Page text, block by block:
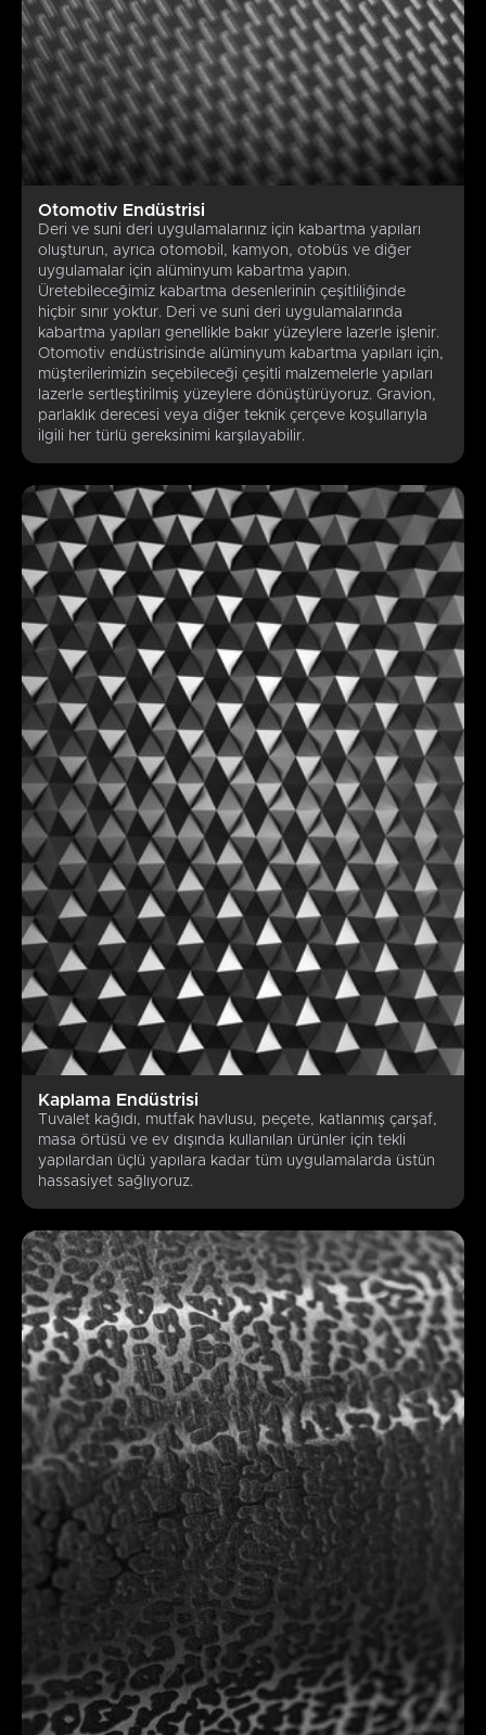
Otomotiv Endüstrisi
Deri ve suni deri uygulamalarınız için kabartma yapıları
oluşturun, ayrıca otomobil, kamyon, otobüs ve diğer
uygulamalar için alüminyum kabartma yapın.
Üretebileceğimiz kabartma desenlerinin çeşitliliğinde
hiçbir sınır yoktur. Deri ve suni deri uygulamalarında
kabartma yapıları genellikle bakır yüzeylere lazerle işlenir.
Otomotiv endüstrisinde alüminyum kabartma yapıları için,
müşterilerimizin seçebileceği çeşitli malzemelerle yapıları
lazerle sertleştirilmiş yüzeylere dönüştürüyoruz. Gravion,
parlaklık derecesi veya diğer teknik çerçeve koşullarıyla
ilgili her türlü gereksinimi karşılayabilir.
Kaplama Endüstrisi
Tuvalet kağıdı, mutfak havlusu, peçete, katlanmış çarşaf,
masa örtüsü ve ev dışında kullanılan ürünler için tekli
yapılardan üçlü yapılara kadar tüm uygulamalarda üstün
hassasiyet sağlıyoruz.